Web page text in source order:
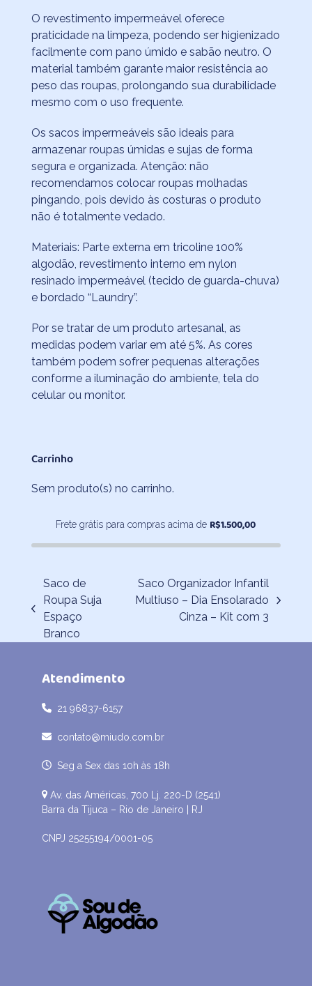
O revestimento impermeável oferece
praticidade na limpeza, podendo ser higienizado
facilmente com pano úmido e sabão neutro. O
material também garante maior resistência ao
peso das roupas, prolongando sua durabilidade
mesmo com o uso frequente.
Os sacos impermeáveis são ideais para
armazenar roupas úmidas e sujas de forma
segura e organizada. Atenção: não
recomendamos colocar roupas molhadas
pingando, pois devido às costuras o produto
não é totalmente vedado.
Materiais: Parte externa em tricoline 100%
algodão, revestimento interno em nylon
resinado impermeável (tecido de guarda-chuva)
e bordado “Laundry”.
Por se tratar de um produto artesanal, as
medidas podem variar em até 5%. As cores
também podem sofrer pequenas alterações
conforme a iluminação do ambiente, tela do
celular ou monitor.
Carrinho
Sem produto(s) no carrinho.
Frete grátis para compras acima de R$1.500,00
previous
post:
Saco de
Roupa Suja
Espaço
Branco
next
Saco Organizador Infantil
Multiuso – Dia Ensolarado
Cinza – Kit com 3
Atendimento
21 96837-6157
contato@miudo.com.br
Seg a Sex das 10h às 18h
Av. das Américas, 700 Lj. 220-D (2541)
Barra da Tijuca – Rio de Janeiro | RJ
CNPJ 25255194/0001-05